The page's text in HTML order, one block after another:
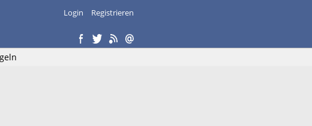
Login Registrieren